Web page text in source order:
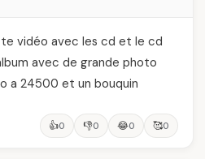
vidéo avec les cd et le cd
avec de grande photo
a 24500 et un bouquin
👍0 👎0 😂0 🥰0